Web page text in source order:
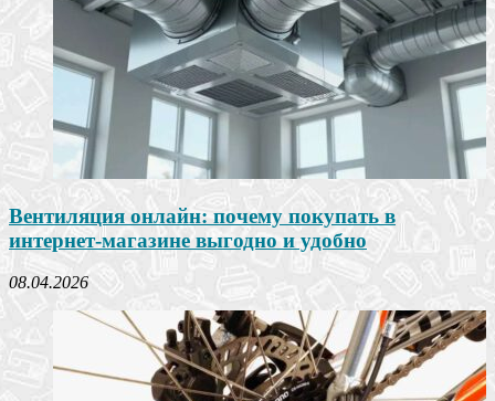
Вентиляция онлайн: почему покупать в
интернет-магазине выгодно и удобно
08.04.2026